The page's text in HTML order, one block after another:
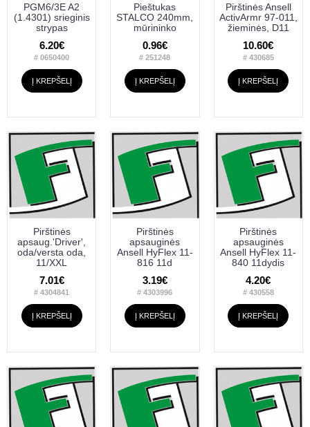
PGM6/3E A2
(1.4301) srieginis
strypas
6.20€
# 0650400
Į KREPŠELĮ
Pieštukas
STALCO 240mm,
mūrininko
0.96€
# 251248
Į KREPŠELĮ
Pirštinės Ansell
ActivArmr 97-011,
žieminės, D11
10.60€
# 430685
Į KREPŠELĮ
Pirštinės
apsaug.'Driver',
oda/versta oda,
11/XXL
7.01€
# 4304841
Į KREPŠELĮ
Pirštinės
apsauginės
Ansell HyFlex 11-
816 11d
3.19€
# 4303996
Į KREPŠELĮ
Pirštinės
apsauginės
Ansell HyFlex 11-
840 11dydis
4.20€
# 430558
Į KREPŠELĮ